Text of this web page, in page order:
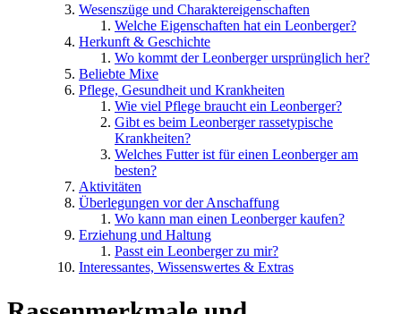
Wesenszüge und Charaktereigenschaften
Welche Eigenschaften hat ein Leonberger?
Herkunft & Geschichte
Wo kommt der Leonberger ursprünglich her?
Beliebte Mixe
Pflege, Gesundheit und Krankheiten
Wie viel Pflege braucht ein Leonberger?
Gibt es beim Leonberger rassetypische
Krankheiten?
Welches Futter ist für einen Leonberger am
besten?
Aktivitäten
Überlegungen vor der Anschaffung
Wo kann man einen Leonberger kaufen?
Erziehung und Haltung
Passt ein Leonberger zu mir?
Interessantes, Wissenswertes & Extras